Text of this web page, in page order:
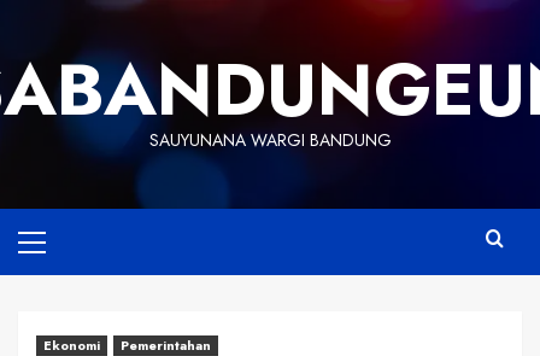
content
SAUYUNANA WARGI BANDUNG
Menu
Ekonomi Pemerintahan